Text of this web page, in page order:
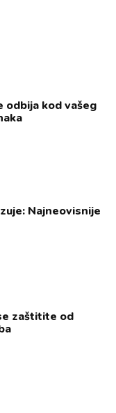
odbija kod vašeg
Najneovisnije
zaštitite od